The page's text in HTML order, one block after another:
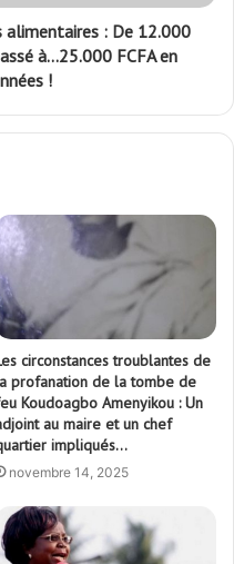
alimentaires : De 12.000
à...25.000 FCFA en
!
circonstances troublantes de
profanation de la tombe de
Koudoagbo Amenyikou : Un
au maire et un chef
impliqués…
novembre 14, 2025